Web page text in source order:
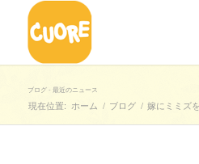
ブログ - 最近のニュース
現在位置: ホーム / ブログ / 嫁にミミズ